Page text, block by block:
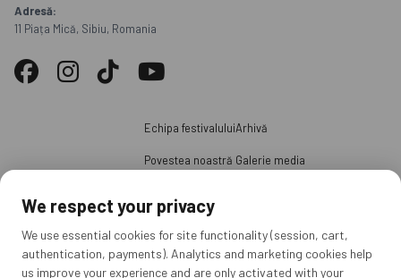
Adresă:
11 Piața Mică, Sibiu, Romania
Echipa festivalului
Povestea noastră
Arhivă
Galerie media
Acreditări presă
We respect your privacy
We use essential cookies for site functionality (session, cart,
authentication, payments). Analytics and marketing cookies help
us improve your experience and are only activated with your